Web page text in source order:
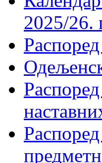
2025/26.